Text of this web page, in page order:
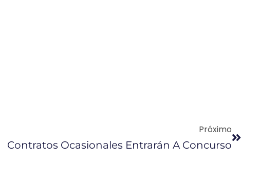
Próximo
Contratos Ocasionales Entrarán A Concurso